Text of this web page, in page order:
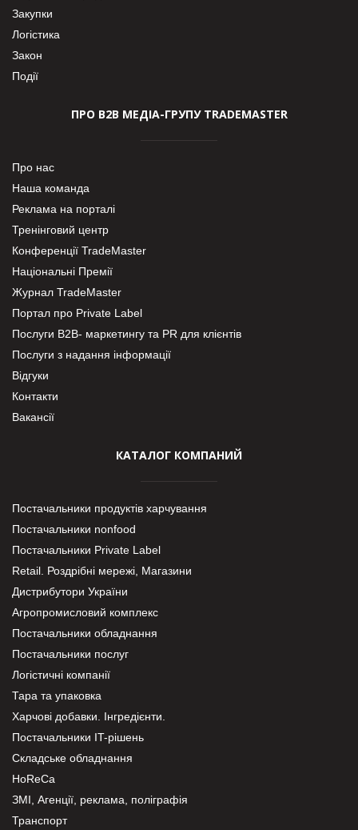
Закупки
Логістика
Закон
Події
ПРО В2В МЕДІА-ГРУПУ TRADEMASTER
Про нас
Наша команда
Реклама на порталі
Тренінговий центр
Конференції TradeMaster
Національні Премії
Журнал TradeMaster
Портал про Private Label
Послуги В2В- маркетингу та PR для клієнтів
Послуги з надання інформації
Відгуки
Контакти
Вакансії
КАТАЛОГ КОМПАНИЙ
Постачальники продуктів харчування
Постачальники nonfood
Постачальники Private Label
Retail. Роздрібні мережі, Магазини
Дистрибутори України
Агропромисловий комплекс
Постачальники обладнання
Постачальники послуг
Логістичні компанії
Тара та упаковка
Харчові добавки. Інгредієнти.
Постачальники IT-рішень
Складське обладнання
HoReCa
ЗМІ, Агенції, реклама, поліграфія
Транспорт